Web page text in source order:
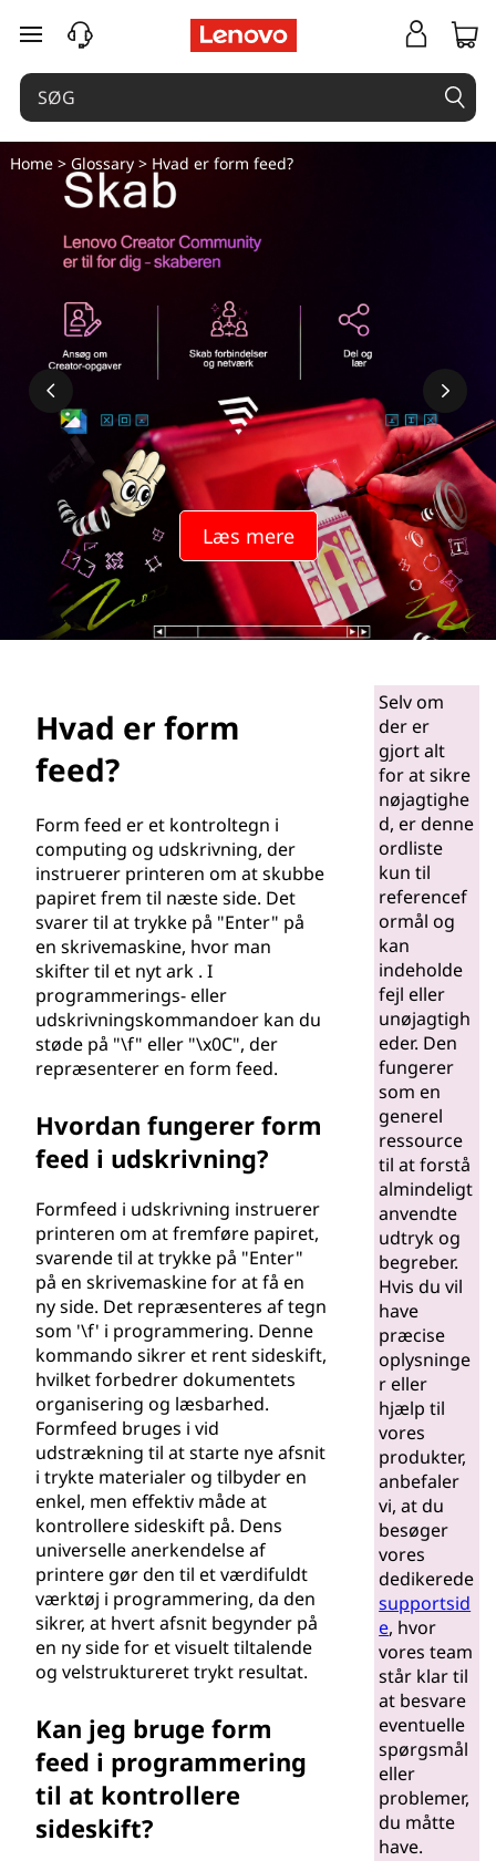
H
a
d
d
spring til hovedindhold
Læs mere
Home> Glossary> Hvad er form feed?
Hvad er form
feed?
Form feed er et kontroltegn i
computing og udskrivning, der
instruerer printeren om at skubbe
papiret frem til næste side. Det
svarer til at trykke på "Enter" på
en skrivemaskine, hvor man
skifter til et nyt ark . I
programmerings- eller
udskrivningskommandoer kan du
støde på "\f" eller "\x0C", der
repræsenterer en form feed.
Hvordan fungerer form
feed i udskrivning?
Formfeed i udskrivning instruerer
printeren om at fremføre papiret,
svarende til at trykke på "Enter"
på en skrivemaskine for at få en
ny side. Det repræsenteres af tegn
som '\f' i programmering. Denne
kommando sikrer et rent sideskift,
hvilket forbedrer dokumentets
organisering og læsbarhed.
Formfeed bruges i vid
udstrækning til at starte nye afsnit
i trykte materialer og tilbyder en
enkel, men effektiv måde at
kontrollere sideskift på. Dens
universelle anerkendelse af
printere gør den til et værdifuldt
værktøj i programmering, da den
sikrer, at hvert afsnit begynder på
en ny side for et visuelt tiltalende
og velstruktureret trykt resultat.
Kan jeg bruge form
feed i programmering
til at kontrollere
sideskift?
Selv om
der er
gjort alt
for at sikre
nøjagtighe
d, er denne
ordliste
kun til
referencef
ormål og
kan
indeholde
fejl eller
unøjagtigh
eder. Den
fungerer
som en
generel
ressource
til at forstå
almindeligt
anvendte
udtryk og
begreber.
Hvis du vil
have
præcise
oplysninge
r eller
hjælp til
vores
produkter,
anbefaler
vi, at du
besøger
vores
dedikerede
supportsid
e, hvor
vores team
står klar til
at besvare
eventuelle
spørgsmål
eller
problemer,
du måtte
have.